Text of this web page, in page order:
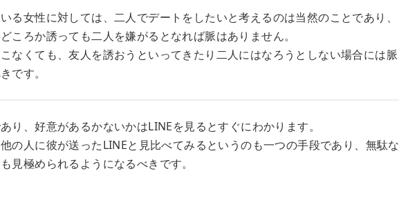
る女性に対しては、二人でデートをしたいと考えるのは当然のことであり、
ころか誘っても二人を嫌がるとなれば脈はありません。
なくても、友人を誘おうといってきたり二人にはなろうとしない場合には脈
です。
り、好意があるかないかはLINEを見るとすぐにわかります。
の人に彼が送ったLINEと見比べてみるというのも一つの手段であり、無駄な
見極められるようになるべきです。